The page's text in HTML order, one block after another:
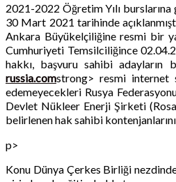
2021-2022 Öğretim Yılı
30 Mart 2021 tarihinde
Ankara Büyükelçiliğine resmi bir
Cumhuriyeti Temsilciliğince
hakkı, başvuru sahibi
russia.comstrong> resmi internet
edemeyecekleri Rusya
Devlet Nükleer Enerji Şirketi
belirlenen hak sahibi
p>
Konu Dünya Çerkes Birliği